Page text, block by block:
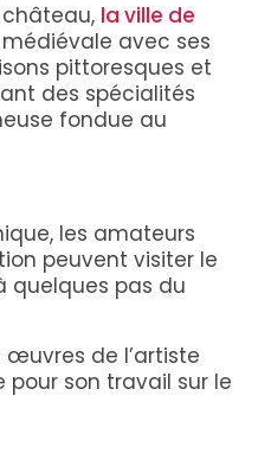
la ville de
avec ses
pittoresques et
des spécialités
fondue au
les amateurs
peuvent visiter le
quelques pas du
œuvres de l’artiste
pour son travail sur le